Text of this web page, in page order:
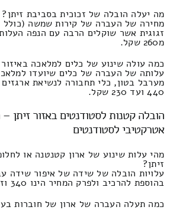
מה יעלה הובלה של זכוכית בסביבת זיתן?
מחירה של העברה של קירות שמשה (כולל
מ260 שקל.
כמה עולה שינוע של כלים למלאכה באיזור
עלותה של העברה של כלים שיועדו
מערבל בטון, כלי תחבורה לנשיאת
440 ועד 230 שקל.
הובלה קטנות לסטודנטים באזור זיתן
אטרקטיבי לסטודנטים
מהי עלות שינוע של ארון קטנטנה או
זיתן?
עלויות הובלה של שידה של איפור שידה
בהוספת להרכיב ולפרק המחיר הינו 340 וזה מגיע עד 180 שקל.
כמה תעלה העברה של ארון של חוברות